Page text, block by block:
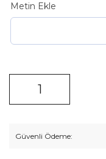
Metin Ekle
Güvenli Ödeme: